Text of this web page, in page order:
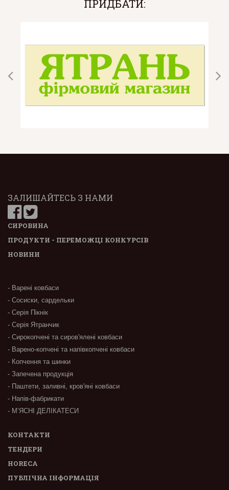
ПРИДБАТИ:
ЗАЛИШАЙТЕСЬ З НАМИ
СИРОВИНА
ПРОДУКТИ - ПЕРЕМОЖЦІ КОНКУРСІВ
НОВИНИ
- Варені ковбаси
- Сосиски, сардельки
- Серія Пікнік
- Серія Ятранчик
- Сирокопчені та сиров'ялені ковбаси
- Варено-копчені та напівкопчені ковбаси
- Копчення та шинки
- Запечена продукція
- Паштети, заливні, кров'яні ковбаси
- Напів-фабрикати
- М’ЯСНІ ДЕЛІКАТЕСИ
КОНТАКТИ
ТЕНДЕРИ
HORECA
ПУБЛІЧНА ІНФОРМАЦІЯ